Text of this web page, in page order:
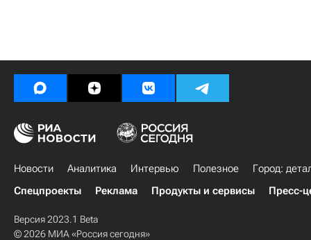
Новости Аналитика Интервью Полезное
Город:
Спецпроекты
Реклама Продукты и сервисы Пресс-
Версия 2023.1 Beta
© 2026 МИА «Россия сегодня»